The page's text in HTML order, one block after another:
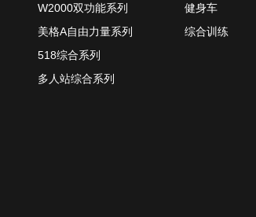
W2000双功能系列
美格A自由力量系列
518综合系列
多人站综合系列
健身车
综合训练